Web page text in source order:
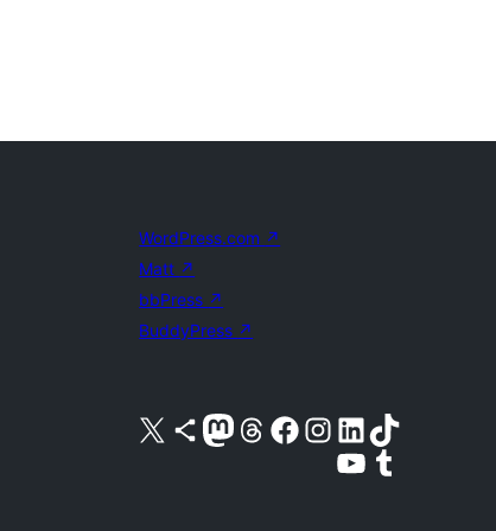
WordPress.com ↗
Matt ↗
bbPress ↗
BuddyPress ↗
Truy cập tài khoản X (trước đây là Twitter) của chúng tôi Visit our Bluesky account
Visit our Mastodon account
Visit our Threads account
Xem trang Facebook của chúng tôiTruy cập tài khoản Instagram của chúng tôi Truy cập tài khoản LinkedIn của chúng tôiVisit our TikTok account
Truy cập kênh YouTube của chúng tôi Visit our Tumblr account